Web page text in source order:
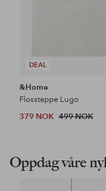
DEAL
&Home
Flossteppe Lugo
379 NOK 499 NOK
Oppdag våre